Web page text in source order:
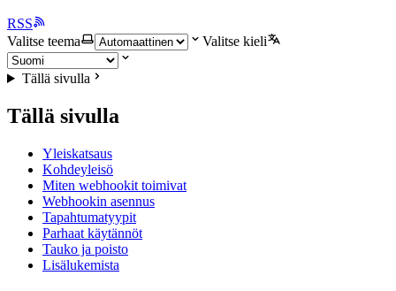
RSS
Valitse teema
Valitse kieli
Tällä sivulla
Tällä sivulla
Yleiskatsaus
Kohdeyleisö
Miten webhookit toimivat
Webhookin asennus
Tapahtumatyypit
Parhaat käytännöt
Tauko ja poisto
Lisälukemista